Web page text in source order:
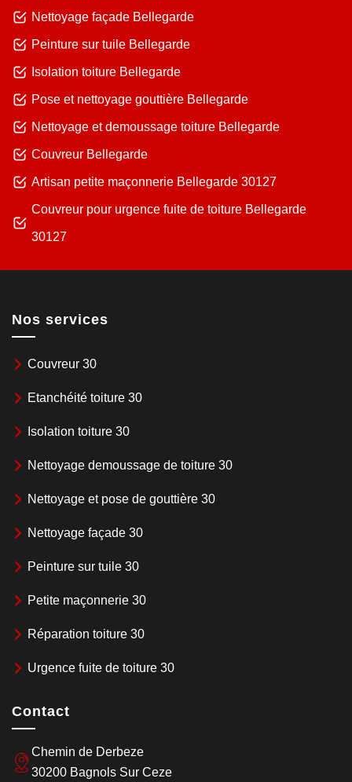
Nettoyage façade Bellegarde
Peinture sur tuile Bellegarde
Isolation toiture Bellegarde
Pose et nettoyage gouttière Bellegarde
Nettoyage et demoussage toiture Bellegarde
Couvreur Bellegarde
Artisan petite maçonnerie Bellegarde 30127
Couvreur pour urgence fuite de toiture Bellegarde
30127
Nos services
Couvreur 30
Etanchéité toiture 30
Isolation toiture 30
Nettoyage demoussage de toiture 30
Nettoyage et pose de gouttière 30
Nettoyage façade 30
Peinture sur tuile 30
Petite maçonnerie 30
Réparation toiture 30
Urgence fuite de toiture 30
Contact
Chemin de Derbeze
30200 Bagnols Sur Ceze